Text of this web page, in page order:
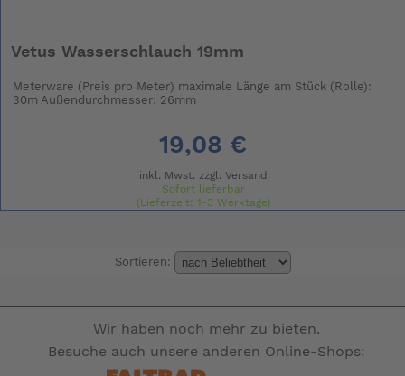
Vetus Wasserschlauch 19mm
Meterware (Preis pro Meter) maximale Länge am Stück (Rolle):
30m Außendurchmesser: 26mm
19,08 €
inkl. Mwst. zzgl. Versand
Sofort lieferbar
(Lieferzeit: 1-3 Werktage)
Sortieren:
Wir haben noch mehr zu bieten.
Besuche auch unsere anderen Online-Shops: